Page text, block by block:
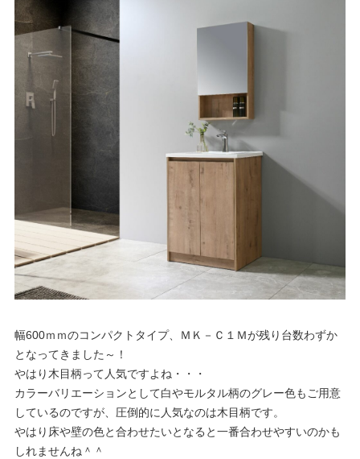
幅600ｍｍのコンパクトタイプ、ＭＫ－Ｃ１Ｍが残り台数わずか
となってきました～！
やはり木目柄って人気ですよね・・・
カラーバリエーションとして白やモルタル柄のグレー色もご用意
しているのですが、圧倒的に人気なのは木目柄です。
やはり床や壁の色と合わせたいとなると一番合わせやすいのかも
しれませんね＾＾